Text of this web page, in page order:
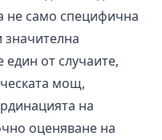
не само специфична
значителна
един от случаите,
мощ,
на
оценяване на